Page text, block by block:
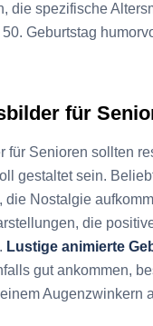
die spezifische
Geburtstag
für
für Senioren sollten
gestaltet sein.
die Nostalgie
die
Lustige animierte
gut ankommen,
Augenzwinkern